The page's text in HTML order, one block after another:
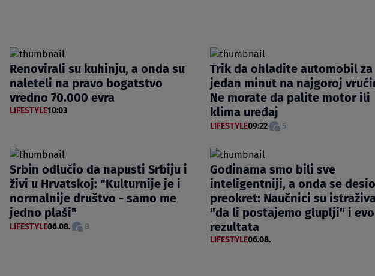
Renovirali su kuhinju, a onda su
naleteli na pravo bogatstvo
vredno 70.000 evra
LIFESTYLE10:03
Trik da ohladite automobil za
jedan minut na najgoroj
Ne morate da palite motor ili
klima uređaj
LIFESTYLE09:22 5
Srbin odlučio da napusti Srbiju i
živi u Hrvatskoj: "Kulturnije je i
normalnije društvo - samo me
jedno plaši"
LIFESTYLE06.08. 8
Godinama smo bili sve
inteligentniji, a onda se desio
preokret: Naučnici su
"da li postajemo gluplji" i evo
rezultata
LIFESTYLE06.08.